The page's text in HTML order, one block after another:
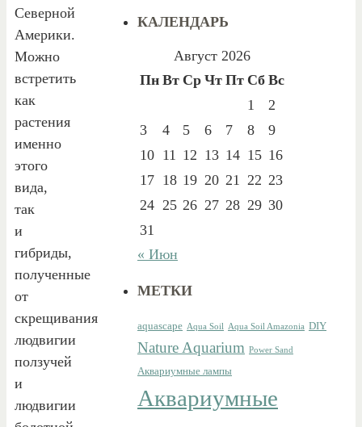
Северной
Америки.
Можно
встретить
как
растения
именно
этого
вида,
так
и
гибриды,
полученные
от
скрещивания
людвигии
ползучей
и
людвигии
КАЛЕНДАРЬ
Август 2026
Пн Вт Ср Чт Пт Сб Вс
1
2
3
4 5 6 7 8
9
10 11 12 13 14 15 16
17 18 19 20 21 22 23
24 25 26 27 28 29 30
31
« Июн
МЕТКИ
aquascape Aqua Soil Aqua Soil Amazonia DIY
Nature Aquarium Power Sand
Аквариумные лампы
Аквариумные